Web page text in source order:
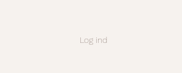
Log ind